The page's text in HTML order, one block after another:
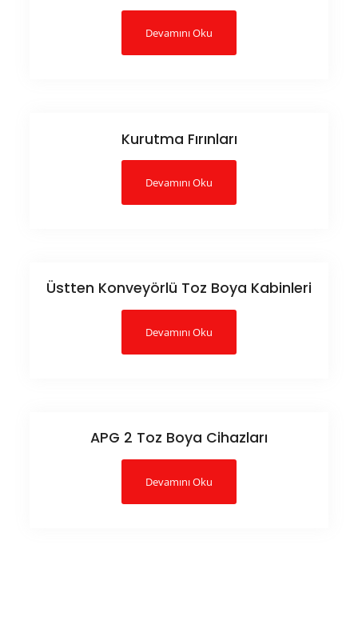
Devamını Oku
Kurutma Fırınları
Devamını Oku
Üstten Konveyörlü Toz Boya Kabinleri
Devamını Oku
APG 2 Toz Boya Cihazları
Devamını Oku